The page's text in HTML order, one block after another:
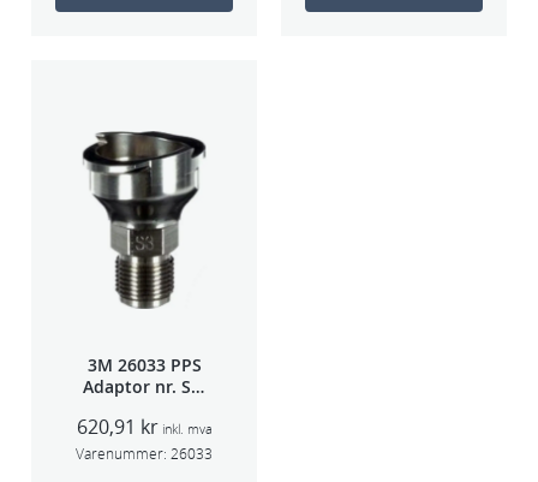
3M 26033 PPS
Adaptor nr. S-3
620,91 kr inkl. mva
Varenummer: 26033